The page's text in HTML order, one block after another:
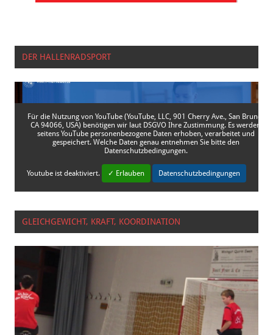
DER HALLENRADSPORT
Für die Nutzung von YouTube (YouTube, LLC, 901 Cherry Ave., San Bruno,
CA 94066, USA) benötigen wir laut DSGVO Ihre Zustimmung. Es werden
seitens YouTube personenbezogene Daten erhoben, verarbeitet und
gespeichert. Welche Daten genau entnehmen Sie bitte den
Datenschutzbedingungen.
Youtube ist deaktiviert. ✓ Erlauben Datenschutzbedingungen
GLEICHGEWICHT, KRAFT, KOORDINATION